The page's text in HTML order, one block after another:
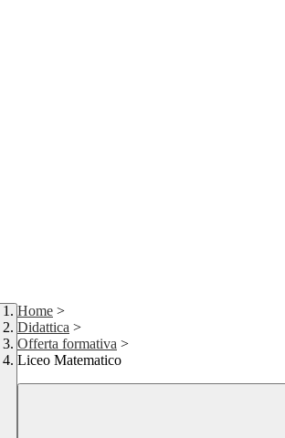
Home >
Didattica >
Offerta formativa >
Liceo Matematico